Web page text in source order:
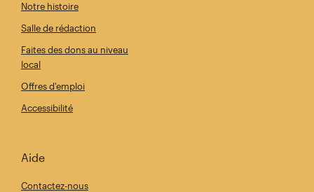
Notre histoire
Salle de rédaction
Faites des dons au niveau
local
Offres d'emploi
Accessibilité
Aide
Contactez-nous